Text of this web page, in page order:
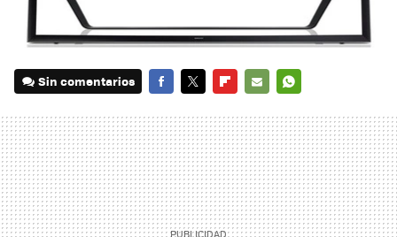
Sin comentarios
MAIL